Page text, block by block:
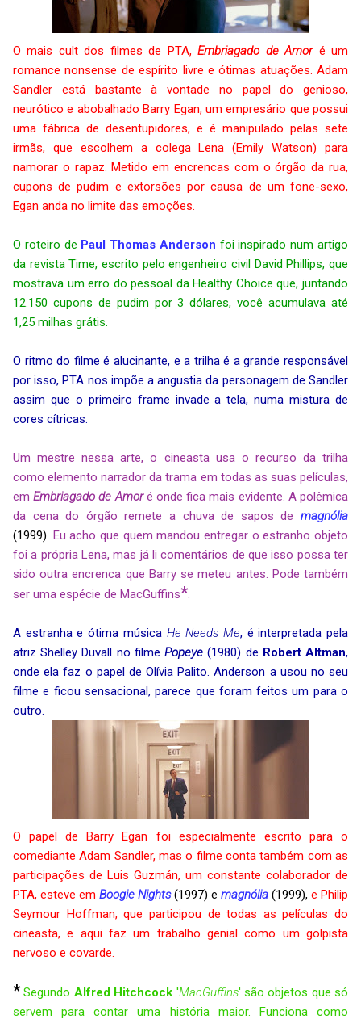
O mais cult dos filmes de PTA,Embriagado de Amoré um
romance nonsense de espírito livre e ótimas atuações. Adam
Sandler está bastante à vontade no papel do genioso,
neurótico e abobalhado Barry Egan, um empresário que possui
uma fábrica de desentupidores, e é manipulado pelas sete
irmãs, que escolhem a colega Lena (Emily Watson) para
namorar o rapaz. Metido em encrencas com o órgão da rua,
cupons de pudim e extorsões por causa de um fone-sexo,
Egan anda no limite das emoções.
O roteiro de Paul Thomas Anderson foi inspirado num artigo
da revista Time, escrito pelo engenheiro civil David Phillips, que
mostrava um erro do pessoal da Healthy Choice que, juntando
12.150 cupons de pudim por 3 dólares, você acumulava até
1,25 milhas grátis.
O ritmo do filme é alucinante, e a trilha é a grande responsável
por isso, PTA nos impõe a angustia da personagem de Sandler
assim que o primeiro frame invade a tela, numa mistura de
cores cítricas.
Um mestre nessa arte, o cineasta usa o recurso da trilha
como elemento narrador da trama em todas as suas películas,
emEmbriagado de Amoré onde fica mais evidente. A polêmica
da cena do órgão remete a chuva de sapos de magnólia
(1999). Eu acho que quem mandou entregar o estranho objeto
foi a própria Lena, mas já li comentários de que isso possa ter
sido outra encrenca que Barry se meteu antes. Pode também
ser uma espécie de MacGuffins*.
A estranha e ótima música He Needs Me, é interpretada pela
atriz Shelley Duvall no filmePopeye (1980) de Robert Altman,
onde ela faz o papel de Olívia Palito. Anderson a usou no seu
filme e ficou sensacional, parece que foram feitos um para o
outro.
O papel de Barry Egan foi especialmente escrito para o
comediante Adam Sandler, mas o filme conta também com as
participações de Luis Guzmán, um constante colaborador de
PTA, esteve em Boogie Nights(1997) e magnólia (1999), e Philip
Seymour Hoffman, que participou de todas as películas do
cineasta, e aqui faz um trabalho genial como um golpista
nervoso e covarde.
* Segundo Alfred Hitchcock 'MacGuffins' são objetos que só
servem para contar uma história maior. Funciona como